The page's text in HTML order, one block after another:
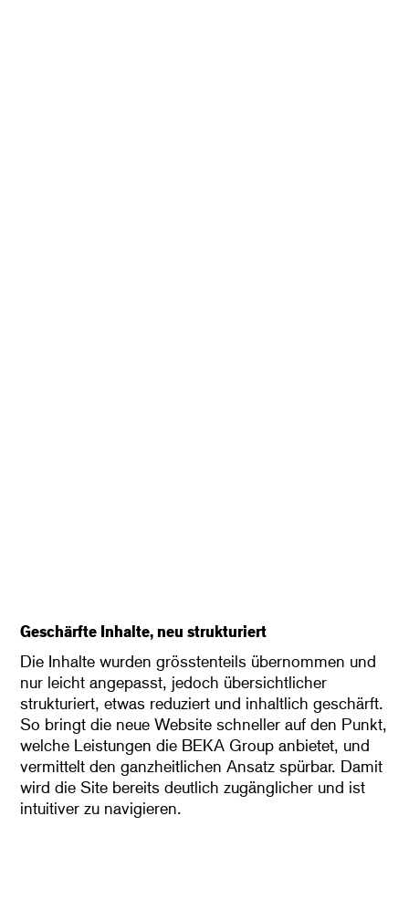
Geschärfte Inhalte, neu strukturiert
Die Inhalte wurden grösstenteils übernommen und
nur leicht angepasst, jedoch übersichtlicher
strukturiert, etwas reduziert und inhaltlich geschärft.
So bringt die neue Website schneller auf den Punkt,
welche Leistungen die BEKA Group anbietet, und
vermittelt den ganzheitlichen Ansatz spürbar. Damit
wird die Site bereits deutlich zugänglicher und ist
intuitiver zu navigieren.